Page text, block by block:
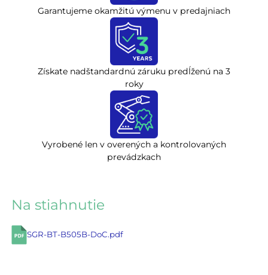
Garantujeme okamžitú výmenu v predajniach
Získate nadštandardnú záruku predĺženú na 3
roky
Vyrobené len v overených a kontrolovaných
prevádzkach
Na stiahnutie
SGR-BT-B505B-DoC.pdf